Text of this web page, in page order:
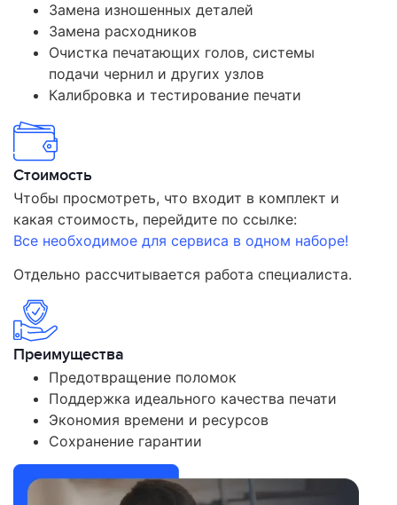
Замена изношенных деталей
Замена расходников
Очистка печатающих голов, системы
подачи чернил и других узлов
Калибровка и тестирование печати
Стоимость
Чтобы просмотреть, что входит в комплект и
какая стоимость, перейдите по ссылке:
Все необходимое для сервиса в одном наборе!
Отдельно рассчитывается работа специалиста.
Преимущества
Предотвращение поломок
Поддержка идеального качества печати
Экономия времени и ресурсов
Сохранение гарантии